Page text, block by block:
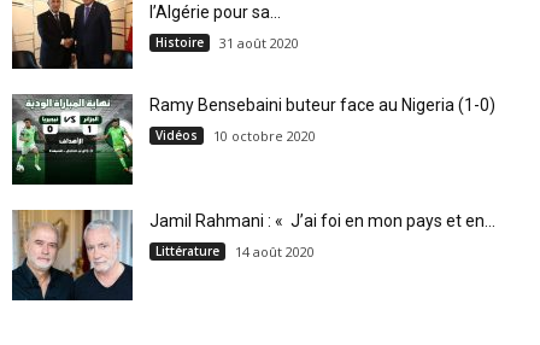
l’Algérie pour sa...
Histoire 31 août 2020
Ramy Bensebaini buteur face au Nigeria (1-0)
Vidéos 10 octobre 2020
Jamil Rahmani : « J’ai foi en mon pays et en...
Littérature 14 août 2020